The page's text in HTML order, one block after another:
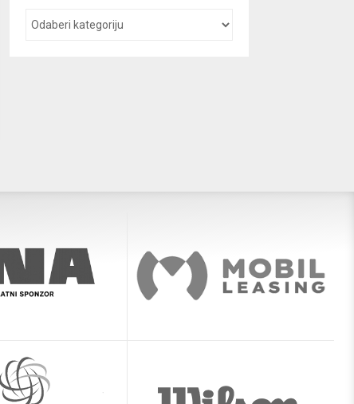
Preliminarna rang lista i Kriteriji
Kapetan ostaje kapetan: